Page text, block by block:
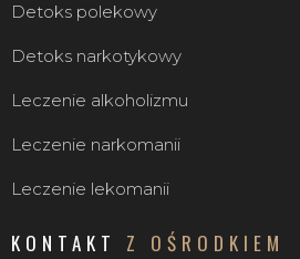
Detoks polekowy
Detoks narkotykowy
Leczenie alkoholizmu
Leczenie narkomanii
Leczenie lekomanii
KONTAKT Z OŚRODKIEM